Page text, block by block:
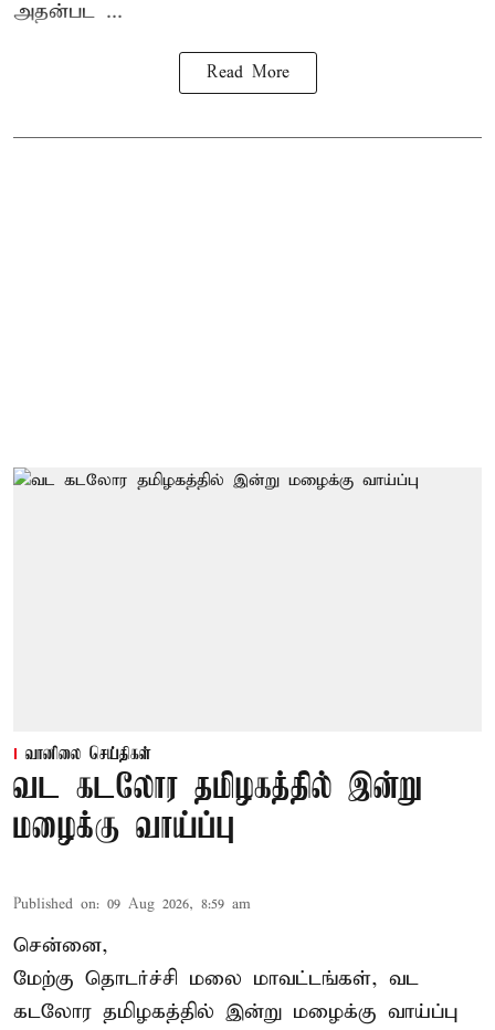
அதன்பட ...
Read More
வானிலை செய்திகள்
வட கடலோர தமிழகத்தில் இன்று
மழைக்கு வாய்ப்பு
Published on: 09 Aug 2026, 8:59 am
சென்னை,
மேற்கு தொடர்ச்சி மலை மாவட்டங்கள், வட
கடலோர தமிழகத்தில் இன்று மழைக்கு வாய்ப்பு